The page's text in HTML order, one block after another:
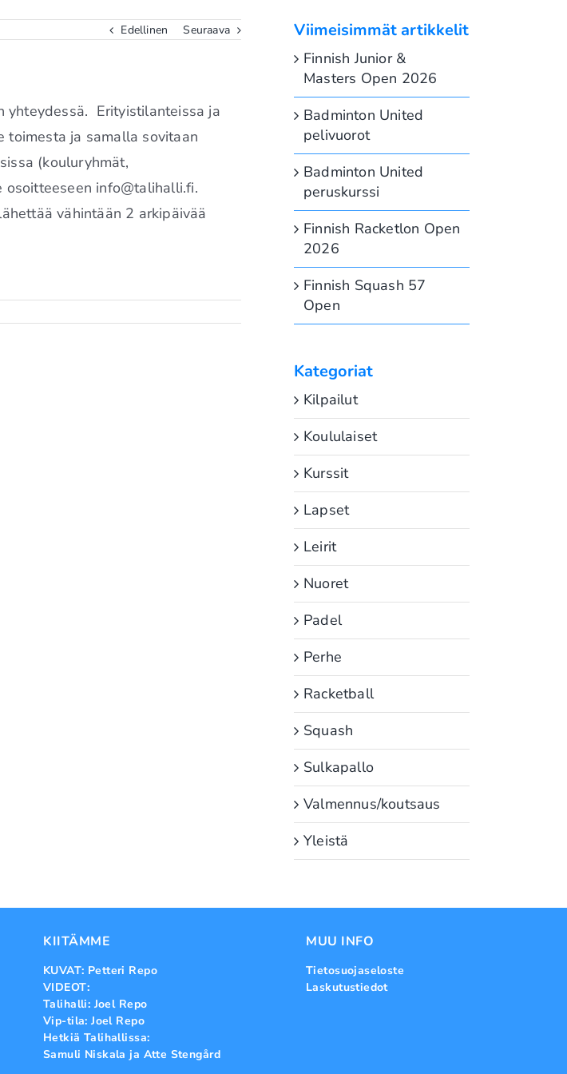
Edellinen Seuraava
yhteydessä. Erityistilanteissa ja
toimesta ja samalla sovitaan
(kouluryhmät,
info@talihalli.fi.
vähintään 2 arkipäivää
Viimeisimmät artikkelit
Finnish Junior &
Masters Open 2026
Badminton United
pelivuorot
Badminton United
peruskurssi
Finnish Racketlon Open
2026
Finnish Squash 57
Open
Kategoriat
Kilpailut
Koululaiset
Kurssit
Lapset
Leirit
Nuoret
Padel
Perhe
Racketball
Squash
Sulkapallo
Valmennus/koutsaus
Yleistä
KIITÄMME
KUVAT: Petteri Repo
VIDEOT:
Talihalli: Joel Repo
Vip-tila: Joel Repo
Hetkiä Talihallissa:
Samuli Niskala ja Atte Stengård
MUU INFO
Tietosuojaseloste
Laskutustiedot